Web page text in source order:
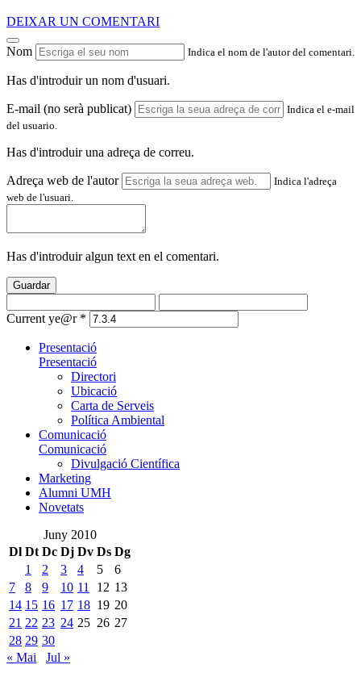
DEIXAR UN COMENTARI
Nom Indica el nom de l'autor del comentari.
Has d'introduir un nom d'usuari.
E-mail (no serà publicat)
Indica el e-mail
del usuario.
Has d'introduir una adreça de correu.
Adreça web de l'autor
Indica l'adreça
web de l'usuari.
Has d'introduir algun text en el comentari.
Guardar
Current ye@r *
Presentació
Presentació
Directori
Ubicació
Carta de Serveis
Política Ambiental
Comunicació
Comunicació
Divulgació Científica
Marketing
Alumni UMH
Novetats
Juny 2010
Dl Dt Dc Dj Dv Ds Dg
1
2 3 4 5
6
7
8 9 10 11 12 13
14 15 16 17 18 19 20
21 22 23 24 25 26 27
28 29 30
« Mai
Jul »